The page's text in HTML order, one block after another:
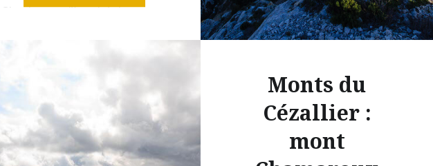
Cher lecteur (j’emploie le
source sure que j’ai au moins
deux lecteurs), tu es resté sur un
suspens insoutenable ! Cela fait
des mois et des mois, que tu te
demandes s’ils vont enfin
réussir à terminer une
Monts du
Cézallier :
mont